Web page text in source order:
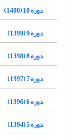
دوره 10 (1400)
دوره 9 (1399)
دوره 8 (1398)
دوره 7 (1397)
دوره 6 (1396)
دوره 5 (1394)